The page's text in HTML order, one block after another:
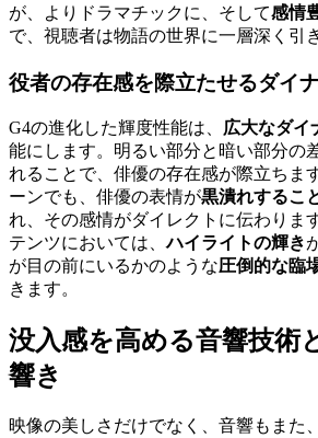
が、よりドラマチックに、そして感情
で、視聴者は物語の世界に一層深く引
役者の存在感を際立たせるダイ
G4の進化した輝度性能は、 広大なダイ
能にします。明るい部分と暗い部分の
れることで、俳優の存在感が際立ちま
ーンでも、俳優の表情が黒潰れするこ
れ、その感情がダイレクトに伝わりま
テンツにおいては、ハイライトの輝き
が目の前にいるかのような圧倒的な臨
きます。
没入感を高める音響技術
響き
映像の美しさだけでなく、音響もまた